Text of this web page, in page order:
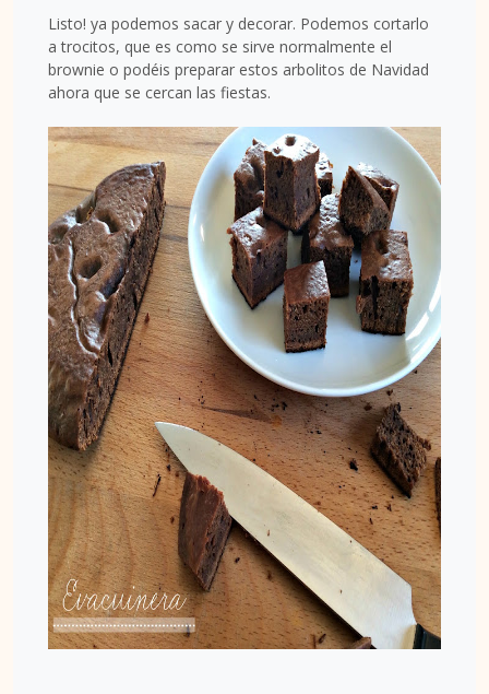
Listo! ya podemos sacar y decorar. Podemos cortarlo
a trocitos, que es como se sirve normalmente el
brownie o podéis preparar estos arbolitos de Navidad
ahora que se cercan las fiestas.